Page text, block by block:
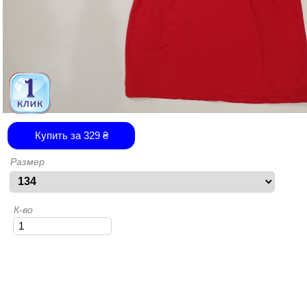
Купить за 329₴
Размер
К-во